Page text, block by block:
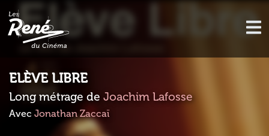
ELÈVE LIBRE
Long métrage de Joachim Lafosse
Avec Jonathan Zaccaï